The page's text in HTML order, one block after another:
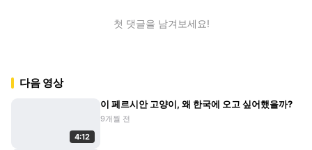
첫 댓글을 남겨보세요!
다음 영상
4:12
이 페르시안 고양이, 왜 한국에 오고 싶어했을까?
9개월 전